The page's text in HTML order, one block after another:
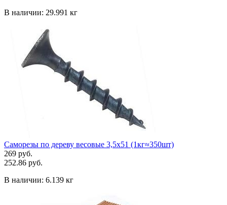
В наличии: 29.991 кг
Саморезы по дереву весовые 3,5х51 (1кг≈350шт)
269 руб.
252.86 руб.
В наличии: 6.139 кг